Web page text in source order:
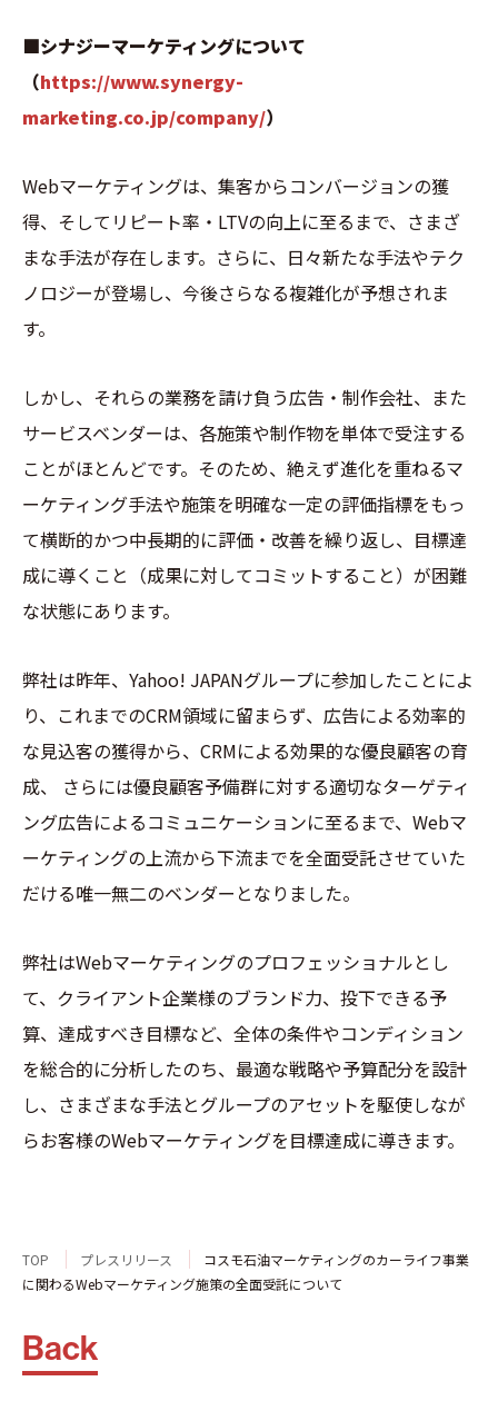
■シナジーマーケティングについて
（https://www.synergy-
marketing.co.jp/company/）
Webマーケティングは、集客からコンバージョンの獲
得、そしてリピート率・LTVの向上に至るまで、さまざ
まな手法が存在します。さらに、日々新たな手法やテク
ノロジーが登場し、今後さらなる複雑化が予想されま
す。
しかし、それらの業務を請け負う広告・制作会社、また
サービスベンダーは、各施策や制作物を単体で受注する
ことがほとんどです。そのため、絶えず進化を重ねるマ
ーケティング手法や施策を明確な一定の評価指標をもっ
て横断的かつ中長期的に評価・改善を繰り返し、目標達
成に導くこと（成果に対してコミットすること）が困難
な状態にあります。
弊社は昨年、Yahoo! JAPANグループに参加したことによ
り、これまでのCRM領域に留まらず、広告による効率的
な見込客の獲得から、CRMによる効果的な優良顧客の育
成、 さらには優良顧客予備群に対する適切なターゲティ
ング広告によるコミュニケーションに至るまで、Webマ
ーケティングの上流から下流までを全面受託させていた
だける唯一無二のベンダーとなりました。
弊社はWebマーケティングのプロフェッショナルとし
て、クライアント企業様のブランド力、投下できる予
算、達成すべき目標など、全体の条件やコンディション
を総合的に分析したのち、最適な戦略や予算配分を設計
し、さまざまな手法とグループのアセットを駆使しなが
らお客様のWebマーケティングを目標達成に導きます。
TOP プレスリリース
コスモ石油マーケティングのカーライフ事業
に関わるWebマーケティング施策の全面受託について
Back